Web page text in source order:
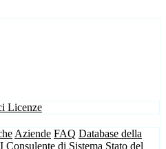
Licenze
Aziende FAQ Database della
Consulente di Sistema Stato del